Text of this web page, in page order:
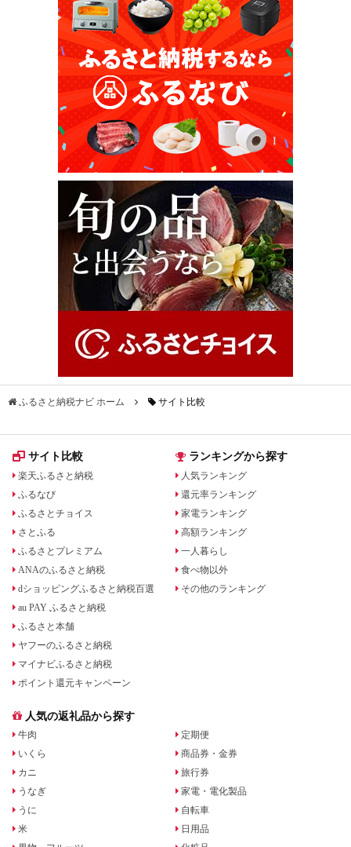
ふるさと納税ナビ ホーム サイト比較
サイト比較
楽天ふるさと納税
ふるなび
ふるさとチョイス
さとふる
ふるさとプレミアム
ANAのふるさと納税
dショッピングふるさと納税百選
au PAY ふるさと納税
ふるさと本舗
ヤフーのふるさと納税
マイナビふるさと納税
ポイント還元キャンペーン
ランキングから探す
人気ランキング
還元率ランキング
家電ランキング
高額ランキング
一人暮らし
食べ物以外
その他のランキング
人気の返礼品から探す
牛肉
いくら
カニ
うなぎ
うに
米
定期便
商品券・金券
旅行券
家電・電化製品
自転車
日用品